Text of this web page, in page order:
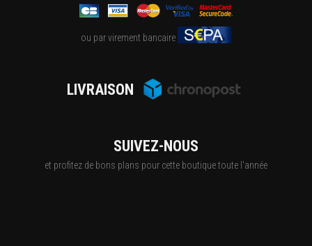
ou par virement bancaire
LIVRAISON
SUIVEZ-NOUS
et profitez de bons plans pour cette boutique toute l'année